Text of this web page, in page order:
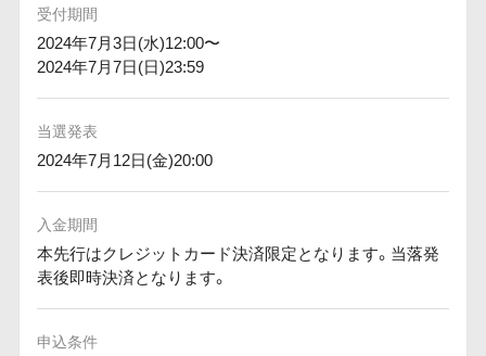
受付期間
2024年7月3日(水)12:00〜
2024年7月7日(日)23:59
当選発表
2024年7月12日(金)20:00
入金期間
本先行はクレジットカード決済限定となります。当落発
表後即時決済となります。
申込条件